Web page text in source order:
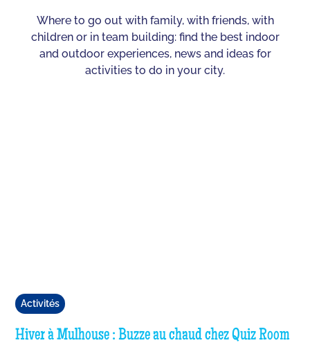
Where to go out with family, with friends, with
children or in team building: find the best indoor
and outdoor experiences, news and ideas for
activities to do in your city.
Activités
Hiver à Mulhouse : Buzze au chaud chez Quiz Room